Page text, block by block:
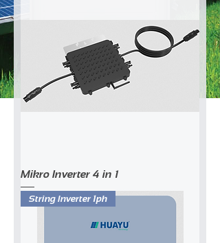
Mikro Inverter 4 in 1
String Inverter 1ph